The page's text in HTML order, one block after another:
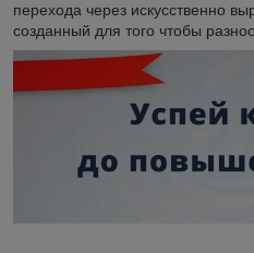
перехода через искусственно
созданный для того чтобы